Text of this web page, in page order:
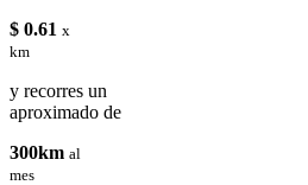
$ 0.61 x
km
y recorres un
aproximado de
300km al
mes